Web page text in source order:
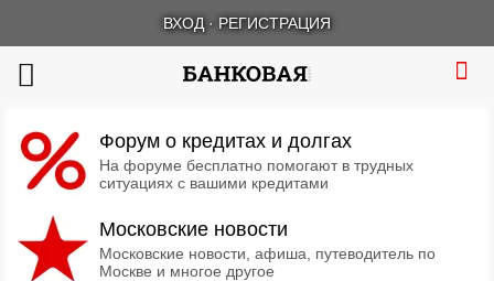
ВХОД · РЕГИСТРАЦИЯ
Форум о кредитах и долгах
На форуме бесплатно помогают в трудных
ситуациях с вашими кредитами
Московские новости
Московские новости, афиша, путеводитель по
Москве и многое другое